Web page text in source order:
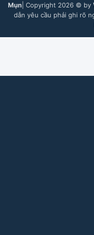
Mụn | Copyright 2026 © by
dẫn yêu cầu phải ghi rõ